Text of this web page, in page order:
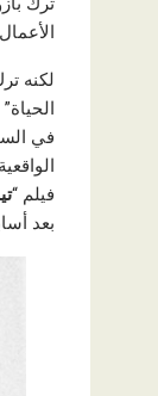
لكنه
في
فيلم “
بعد